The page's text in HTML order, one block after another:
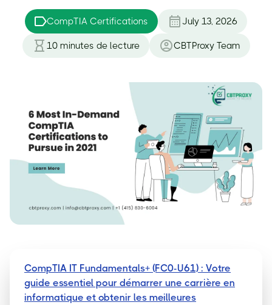
CompTIA Certifications July 13, 2026
10 minutes de lecture CBTProxy Team
CompTIA IT Fundamentals+ (FC0-U61) : Votre
guide essentiel pour démarrer une carrière en
informatique et obtenir les meilleures